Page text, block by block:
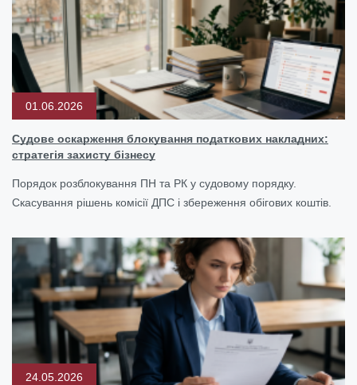
01.06.2026
Судове оскарження блокування податкових накладних:
стратегія захисту бізнесу
Порядок розблокування ПН та РК у судовому порядку.
Скасування рішень комісії ДПС і збереження обігових коштів.
24.05.2026